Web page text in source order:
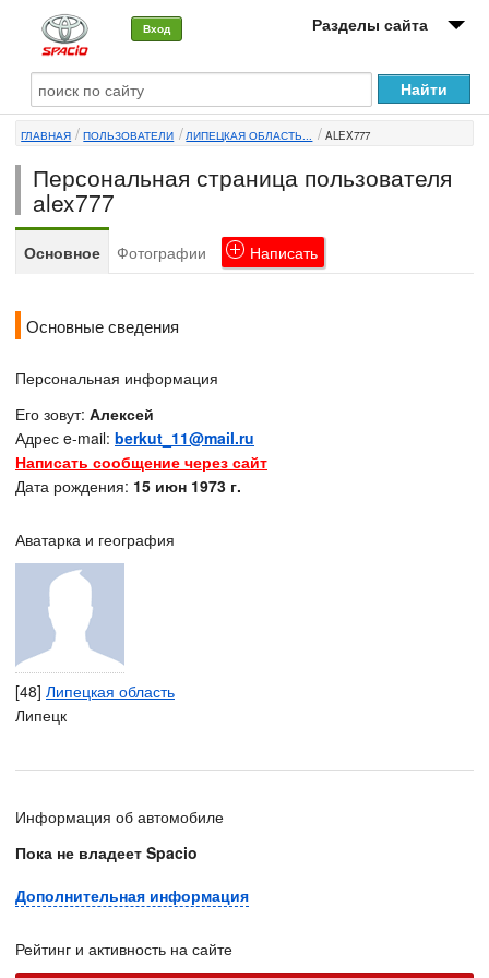
Вход Разделы сайта
О машине
Автоклуб
Форумы
Сервисы и услуги
ГЛАВНАЯ ПОЛЬЗОВАТЕЛИ ЛИПЕЦКАЯ ОБЛАСТЬ... ALEX777
Персональная страница пользователя
alex777
Основное Фотографии Написать
Основные сведения
Персональная информация
Его зовут: Алексей
Адрес e-mail: berkut_11@mail.ru
Написать сообщение через сайт
Дата рождения: 15 июн 1973 г.
Аватарка и география
[48] Липецкая область
Липецк
Информация об автомобиле
Пока не владеет Spacio
Дополнительная информация
Рейтинг и активность на сайте